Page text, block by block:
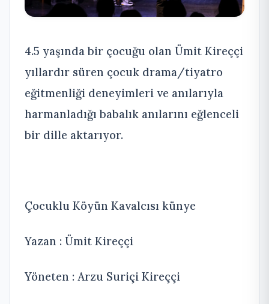
4.5 yaşında bir çocuğu olan Ümit Kireççi
yıllardır süren çocuk drama/tiyatro
eğitmenliği deneyimleri ve anılarıyla
harmanladığı babalık anılarını eğlenceli
bir dille aktarıyor.
Çocuklu Köyün Kavalcısı künye
Yazan : Ümit Kireççi
Yöneten : Arzu Suriçi Kireççi